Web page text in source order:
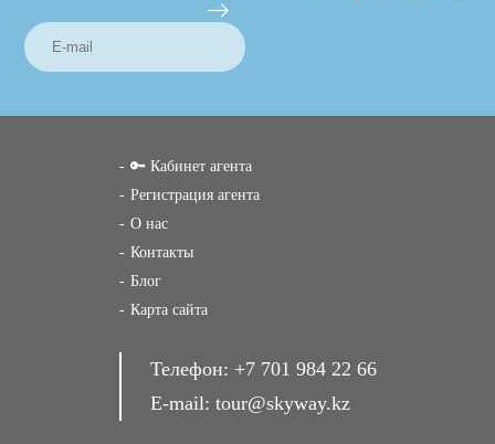
🔑 Кабинет агента
Регистрация агента
О нас
Контакты
Блог
Карта сайта
Телефон: +7 701 984 22 66
E-mail: tour@skyway.kz